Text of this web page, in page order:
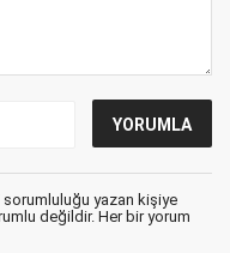
sorumluluğu yazan kişiye
değildir. Her bir yorum